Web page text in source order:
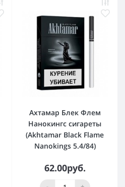
Ахтамар Блек Флем
Нанокингс сигареты
(Akhtamar Black Flame
Nanokings 5.4/84)
62.00руб.